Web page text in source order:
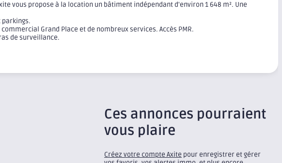
vous propose à la location un bâtiment indépendant d'environ 1 648 m². Une
Grand Place et de nombreux services. Accès PMR.
de surveillance.
Ces annonces pourraient
vous plaire
Créez votre compte Axite pour enregistrer et gérer